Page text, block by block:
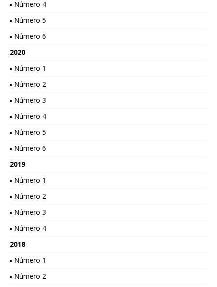
▪ Número 4
▪ Número 5
▪ Número 6
2020
▪ Número 1
▪ Número 2
▪ Número 3
▪ Número 4
▪ Número 5
▪ Número 6
2019
▪ Número 1
▪ Número 2
▪ Número 3
▪ Número 4
2018
▪ Número 1
▪ Número 2